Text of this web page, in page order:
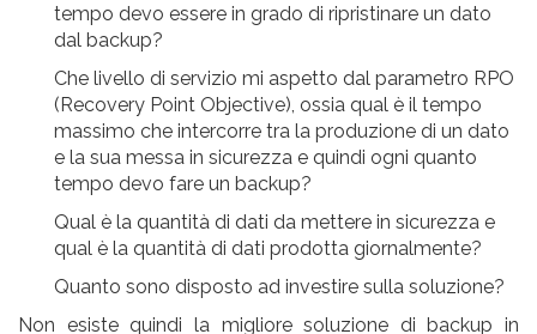
tempo devo essere in grado di ripristinare un dato
dal backup?
Che livello di servizio mi aspetto dal parametro RPO
(Recovery Point Objective), ossia qual è il tempo
massimo che intercorre tra la produzione di un dato
e la sua messa in sicurezza e quindi ogni quanto
tempo devo fare un backup?
Qual è la quantità di dati da mettere in sicurezza e
qual è la quantità di dati prodotta giornalmente?
Quanto sono disposto ad investire sulla soluzione?
Non esistequindi la migliore soluzione di backup in